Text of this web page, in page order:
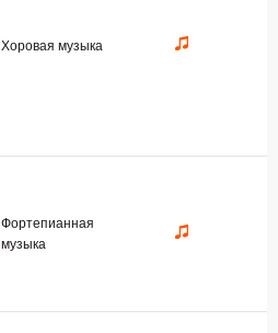
Хоровая музыка
Фортепианная
музыка